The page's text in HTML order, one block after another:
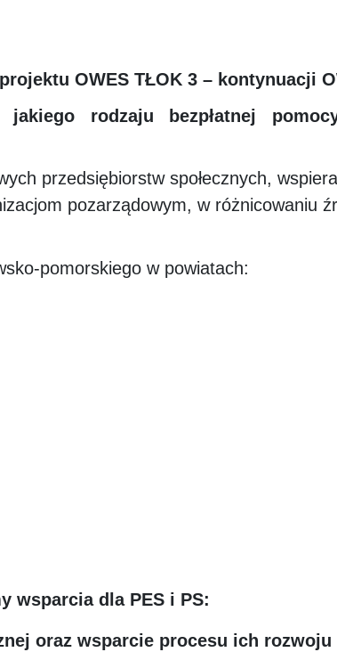
OWES TŁOK 3 – kontynuacji
rodzaju bezpłatnej
przedsiębiorstw społecznych,
pozarządowym, w różnicowaniu
pomorskiego w powiatach:
wsparcia dla PES i PS:
oraz wsparcie procesu ich